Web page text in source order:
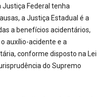
Justiça Federal tenha
a Justiça Estadual é a
a benefícios acidentários,
auxílio-acidente e a
conforme disposto na Lei
do Supremo